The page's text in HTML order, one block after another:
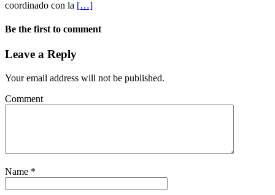
coordinado con la […]
Be the first to comment
Leave a Reply
Your email address will not be published.
Comment
Name *